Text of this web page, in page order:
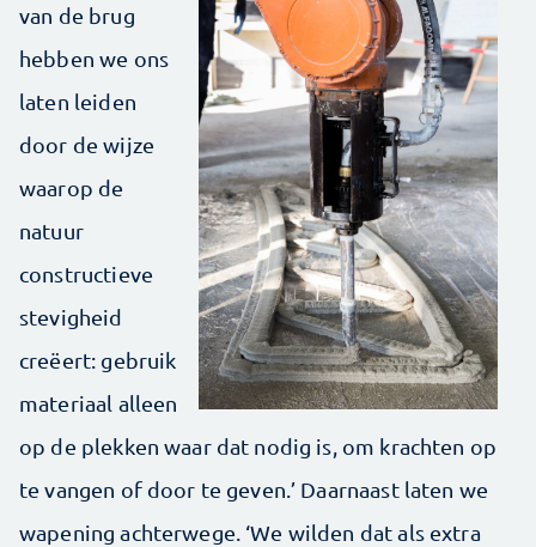
van de brug
hebben we ons
laten leiden
door de wijze
waarop de
natuur
constructieve
stevigheid
creëert: gebruik
materiaal alleen
op de plekken waar dat nodig is, om krachten op
te vangen of door te geven.’ Daarnaast laten we
wapening achterwege. ‘We wilden dat als extra